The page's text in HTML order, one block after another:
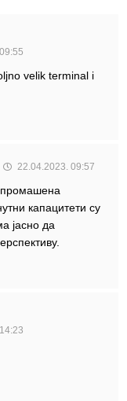
velik terminal i
22.04.2023. 09:57
промашена
капацитети су
јасно да